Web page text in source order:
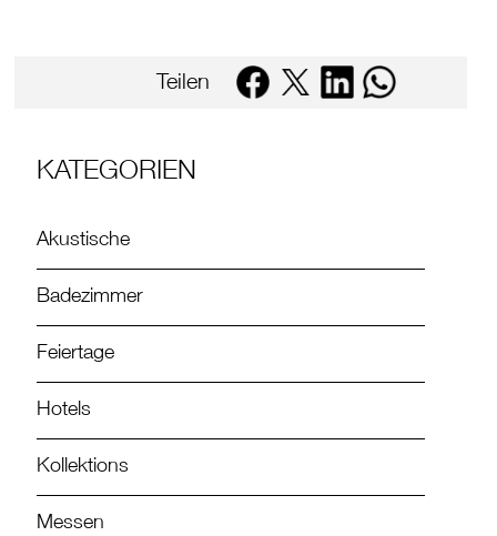
Teilen
KATEGORIEN
Akustische
Badezimmer
Feiertage
Hotels
Kollektions
Messen